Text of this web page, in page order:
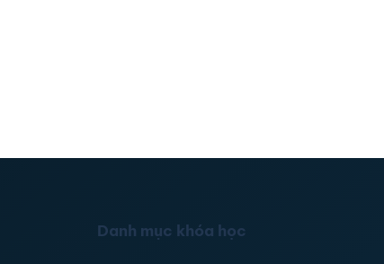
Danh mục khóa học